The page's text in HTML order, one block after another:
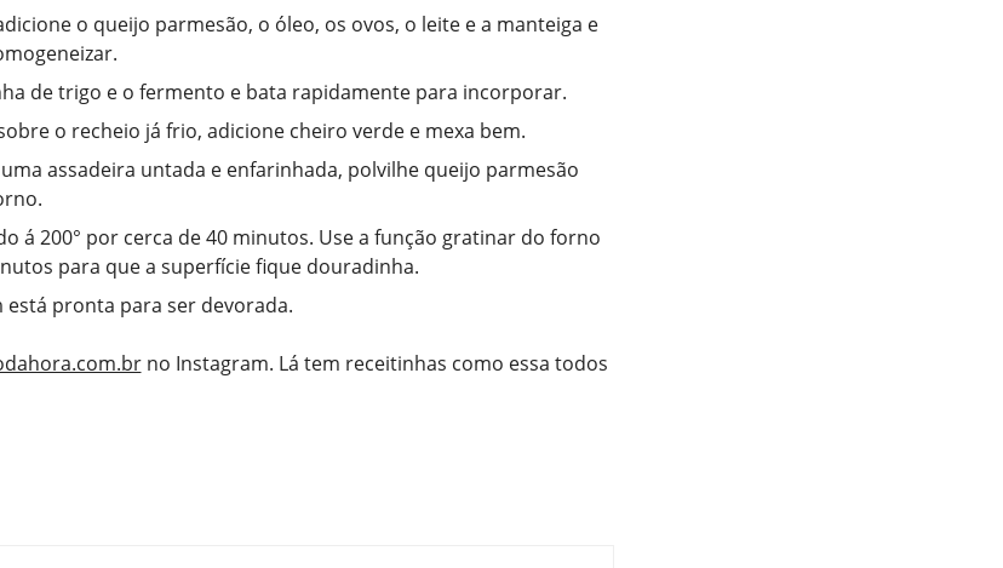
o queijo parmesão, o óleo, os ovos, o leite e a manteiga e
de trigo e o fermento e bata rapidamente para incorporar.
o recheio já frio, adicione cheiro verde e mexa bem.
assadeira untada e enfarinhada, polvilhe queijo parmesão
á 200° por cerca de 40 minutos. Use a função gratinar do forno
para que a superfície fique douradinha.
pronta para ser devorada.
no Instagram. Lá tem receitinhas como essa todos